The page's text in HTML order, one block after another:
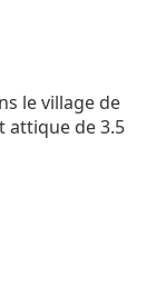
le village de
attique de 3.5